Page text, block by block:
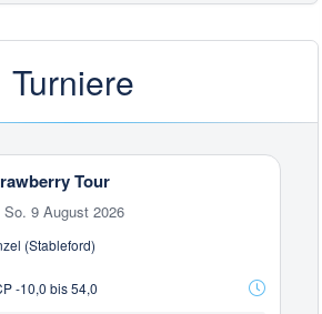
Turniere
Tour
So. 9 August 2026
(Stableford)
-10,0 bis 54,0